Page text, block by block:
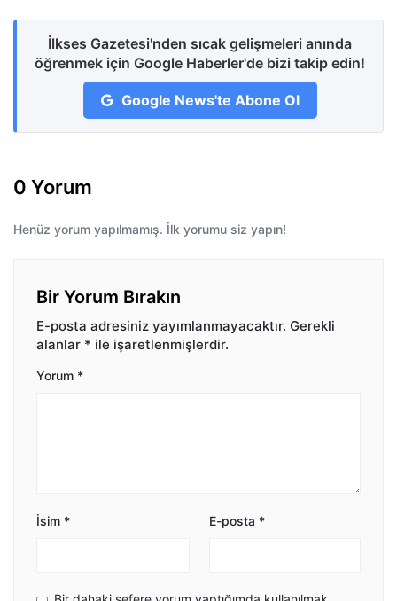
İlkses Gazetesi'nden sıcak gelişmeleri anında
öğrenmek için Google Haberler'de bizi takip edin!
Google News'te Abone Ol
0 Yorum
Henüz yorum yapılmamış. İlk yorumu siz yapın!
Bir Yorum Bırakın
E-posta adresiniz yayımlanmayacaktır. Gerekli
alanlar * ile işaretlenmişlerdir.
Yorum *
İsim * E-posta *